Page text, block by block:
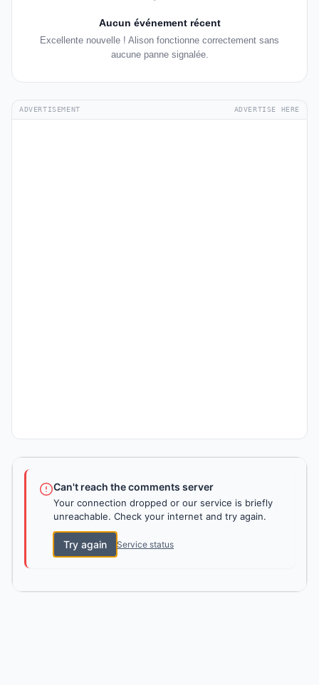
Aucun événement récent
Excellente nouvelle ! Alison fonctionne correctement sans
aucune panne signalée.
ADVERTISEMENT ADVERTISE HERE
Can't reach the comments server
Your connection dropped or our service is briefly
unreachable. Check your internet and try again.
Try again Service status